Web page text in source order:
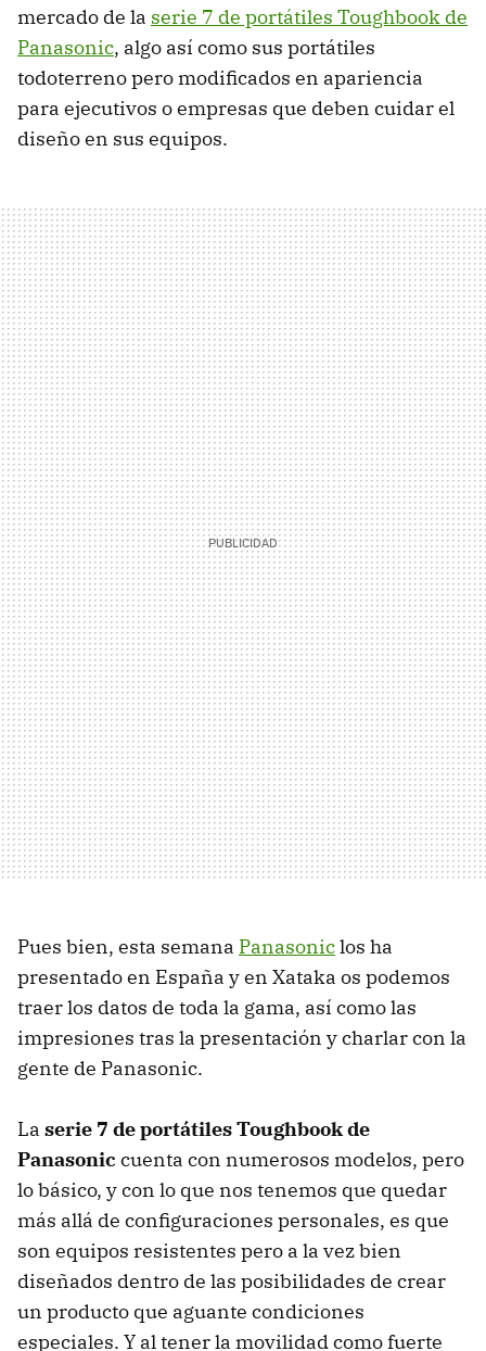
mercado de la serie 7 de portátiles Toughbook de
Panasonic, algo así como sus portátiles
todoterreno pero modificados en apariencia
para ejecutivos o empresas que deben cuidar el
diseño en sus equipos.
Pues bien, esta semana Panasoniclos ha
presentado en España y en Xataka os podemos
traer los datos de toda la gama, así como las
impresiones tras la presentación y charlar con la
gente de Panasonic.
La serie 7 de portátiles Toughbook de
Panasonic cuenta con numerosos modelos, pero
lo básico, y con lo que nos tenemos que quedar
más allá de configuraciones personales, es que
son equipos resistentes pero a la vez bien
diseñados dentro de las posibilidades de crear
un producto que aguante condiciones
especiales. Y al tener la movilidad como fuerte